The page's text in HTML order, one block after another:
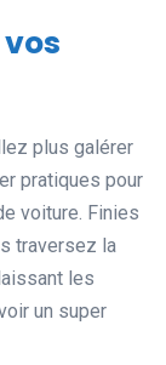
plus galérer
pratiques pour
voiture. Finies
traversez la
les
un super